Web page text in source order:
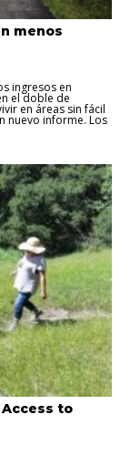
menos
ingresos en
el doble de
en áreas sin fácil
nuevo informe. Los
to